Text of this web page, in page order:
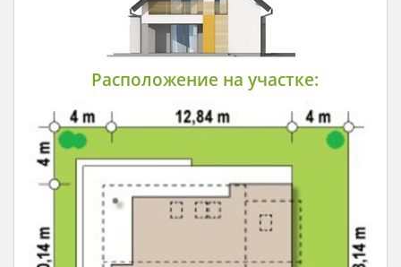
Расположение на участке: